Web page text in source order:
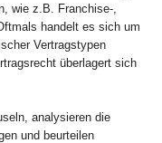
wie z.B. Franchise-,
handelt es sich um
Vertragstypen
überlagert sich
analysieren die
und beurteilen